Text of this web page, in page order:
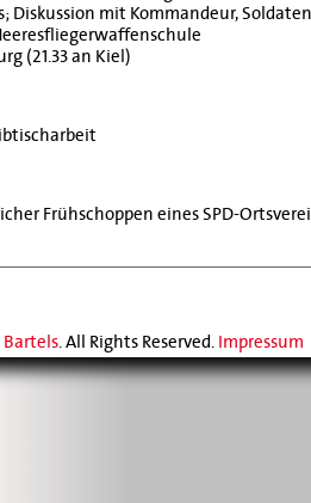
Diskussion mit Kommandeur,
(21.33 an Kiel)
Frühschoppen eines SPD-
Bartels. All Rights Reserved. Impressum